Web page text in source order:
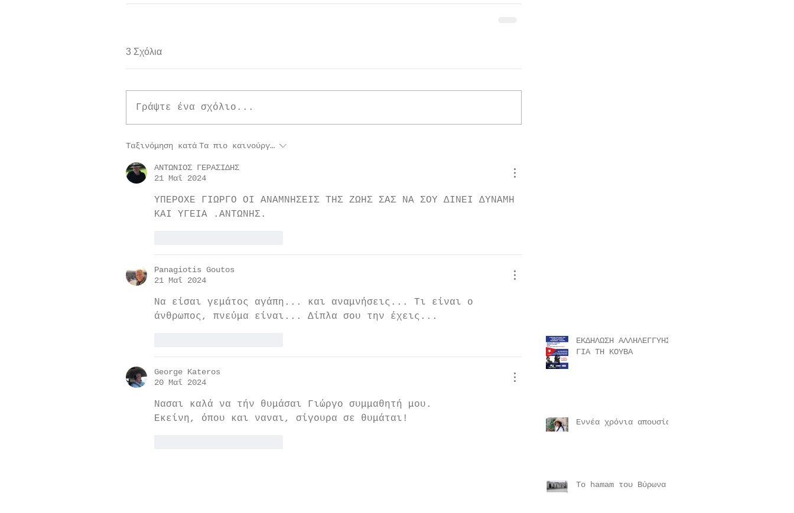
3 Σχόλια
Γράψτε ένα σχόλιο...
Ταξινόμηση κατά Τα πιο καινούργια
ΑΝΤΩΝΙΟΣ ΓΕΡΑΣΙΔΗΣ
21 Μαΐ 2024
ΥΠΕΡΟΧΕ ΓΙΩΡΓΟ ΟΙ ΑΝΑΜΝΗΣΕΙΣ ΤΗΣ ΖΩΗΣ ΣΑΣ ΝΑ ΣΟΥ ΔΙΝΕΙ ΔΥΝΑΜΗ
ΚΑΙ ΥΓΕΙΑ .ΑΝΤΩΝΗΣ.
Panagiotis Goutos
21 Μαΐ 2024
Να είσαι γεμάτος αγάπη... και αναμνήσεις... Τι είναι ο
άνθρωπος, πνεύμα είναι... Δίπλα σου την έχεις...
George Kateros
20 Μαΐ 2024
Νασαι καλά να τήν θυμάσαι Γιώργο συμμαθητή μου.
Εκείνη, όπου και ναναι, σίγουρα σε θυμάται!
ΕΚΔΗΛΩΣΗ ΑΛΛΗΛΕΓΓΥΗΣ
ΓΙΑ ΤΗ ΚΟΥΒΑ
Εννέα χρόνια απουσίας
Το hamam του Βύρωνα